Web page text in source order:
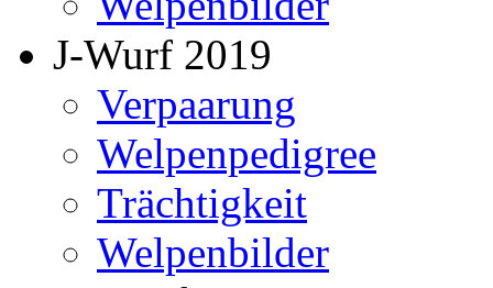
J-Wurf 2019
Verpaarung
Welpenpedigree
Trächtigkeit
Welpenbilder